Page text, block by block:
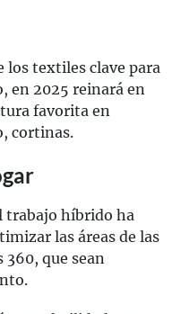
los textiles clave para
en 2025 reinará en
favorita en
cortinas.
trabajo híbrido ha
las áreas de las
360, que sean